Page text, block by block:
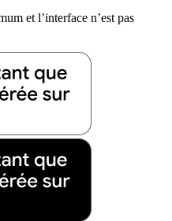
et l’interface n’est pas